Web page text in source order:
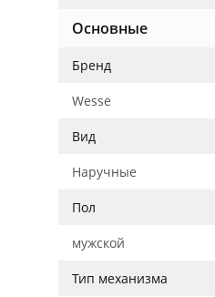
Основные
Бренд
Wesse
Вид
Наручные
Пол
мужской
Тип механизма